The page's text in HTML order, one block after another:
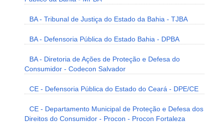
BA - Tribunal de Justiça do Estado da Bahia - TJBA
BA - Defensoria Pública do Estado Bahia - DPBA
BA - Diretoria de Ações de Proteção e Defesa do
Consumidor - Codecon Salvador
CE - Defensoria Pública do Estado do Ceará - DPE/CE
CE - Departamento Municipal de Proteção e Defesa dos
Direitos do Consumidor - Procon - Procon Fortaleza